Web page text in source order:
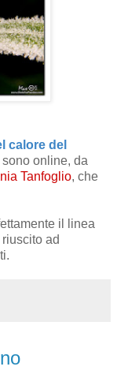
calore del
sono online, da
Tanfoglio, che
il linea
ad